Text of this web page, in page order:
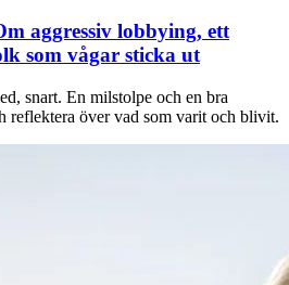
aggressiv lobbying, ett
som vågar sticka ut
snart. En milstolpe och en bra
reflektera över vad som varit och blivit.